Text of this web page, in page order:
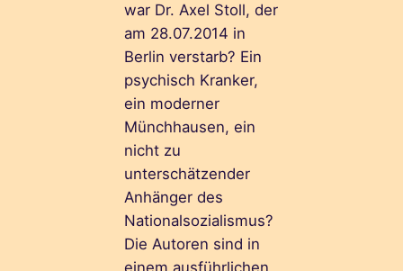
war Dr. Axel Stoll, der
am 28.07.2014 in
Berlin verstarb? Ein
psychisch Kranker,
ein moderner
Münchhausen, ein
nicht zu
unterschätzender
Anhänger des
Nationalsozialismus?
Die Autoren sind in